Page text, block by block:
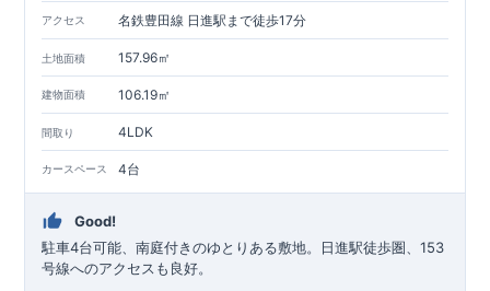
た、｢数百年に一度発生する地震に対して、倒壊、崩壊しな
い。｣という基準から、さらに1.5 倍の耐震力を達成していま
す。
安心の長期優良住宅！
◇東栄住宅は、全7つの技術基準のうち、4つの最高等級を取得
◇長期優良住宅とは、｢良い家を作って、きちんと手入れをし
て、長く大切に使う｣ことを目的とした認定制度。住宅ローン減
税、固定資産税などの税制優遇を受けられるだけでなく、中古
市場でも、長期優良住宅が有利に働きます。
住宅性能評価ダブル取得！
もっと詳しく
◇
設計住宅性能評価
評価しております。
◇建設住宅性能評価
か、建設までに計4 回チェックが行われます。図面や書類上だ
けでなく、「現場の施工状況」を検査した上で、品質を保証し
ております
アフターサポート
もっと詳しく
アクセス 名鉄豊田線 日進駅まで徒歩17分
土地面積 157.96㎡
建物面積 106.19㎡
間取り 4LDK
カースペース 4台
Good!
駐車4台可能、南庭付きのゆとりある敷地。日進駅徒歩圏、153
号線へのアクセスも良好。